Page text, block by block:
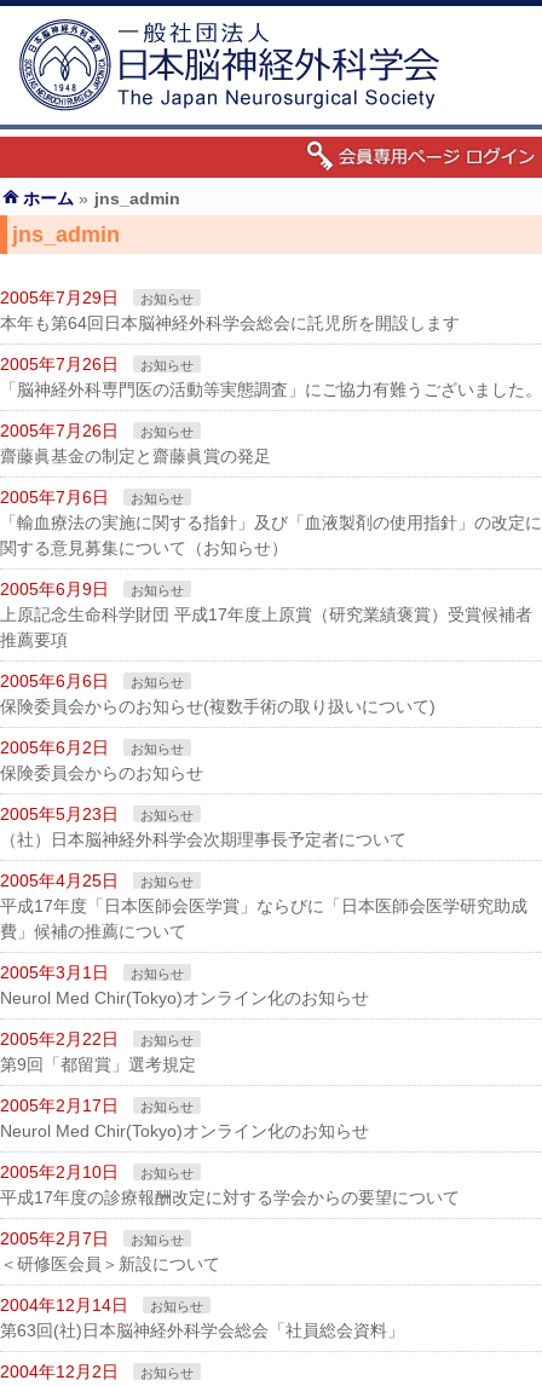
ホーム » jns_admin
jns_admin
2005年7月29日 お知らせ
本年も第64回日本脳神経外科学会総会に託児所を開設します
2005年7月26日 お知らせ
「脳神経外科専門医の活動等実態調査」にご協力有難うございました。
2005年7月26日 お知らせ
齋藤眞基金の制定と齋藤眞賞の発足
2005年7月6日 お知らせ
「輸血療法の実施に関する指針」及び「血液製剤の使用指針」の改定に
関する意見募集について（お知らせ）
2005年6月9日 お知らせ
上原記念生命科学財団 平成17年度上原賞（研究業績褒賞）受賞候補者
推薦要項
2005年6月6日 お知らせ
保険委員会からのお知らせ(複数手術の取り扱いについて)
2005年6月2日 お知らせ
保険委員会からのお知らせ
2005年5月23日 お知らせ
（社）日本脳神経外科学会次期理事長予定者について
2005年4月25日 お知らせ
平成17年度「日本医師会医学賞」ならびに「日本医師会医学研究助成
費」候補の推薦について
2005年3月1日 お知らせ
Neurol Med Chir(Tokyo)オンライン化のお知らせ
2005年2月22日 お知らせ
第9回「都留賞」選考規定
2005年2月17日 お知らせ
Neurol Med Chir(Tokyo)オンライン化のお知らせ
2005年2月10日 お知らせ
平成17年度の診療報酬改定に対する学会からの要望について
2005年2月7日 お知らせ
＜研修医会員＞新設について
2004年12月14日 お知らせ
第63回(社)日本脳神経外科学会総会「社員総会資料」
2004年12月2日 お知らせ